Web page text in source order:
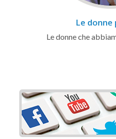
Le donne
Le donne che